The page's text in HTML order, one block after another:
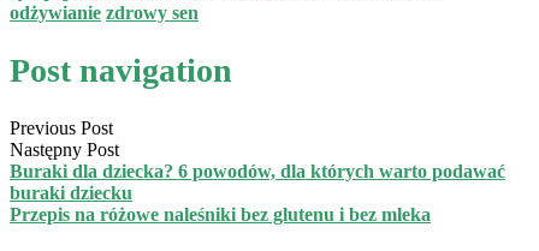
odżywianie zdrowy sen
Post navigation
Previous Post
Następny Post
Buraki dla dziecka? 6 powodów, dla których warto podawać
buraki dziecku
Przepis na różowe naleśniki bez glutenu i bez mleka